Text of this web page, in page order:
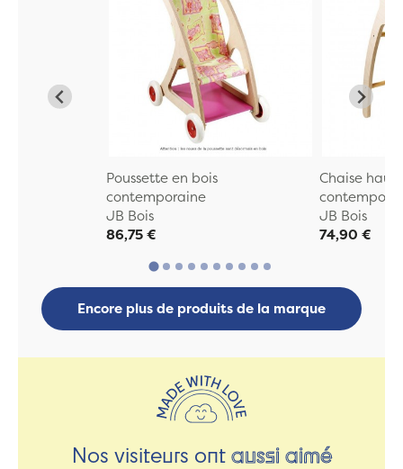
Poussette en bois
contemporaine
JB Bois
86,75 €
Chaise
JB Bois
74,90 €
Encore plus de produits de la marque
Nos visiteurs ontaussi aimé